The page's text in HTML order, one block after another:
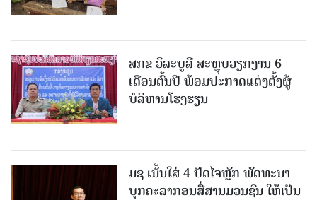
ສກຂ ວິລະບູລີ ສະຫຼຸບວຽກງານ 6
ເດືອນຕົ້ນປີ ພ້ອມປະກາດແຕ່ງຕັ້ງຜູ້
ບໍລິຫານໂຮງຮຽນ
ມຊ ເນັ້ນໃສ່ 4 ປັດໄຈຫຼັກ ພັດທະນາ
ບຸກຄະລາກອນສື່ສານມວນຊົນ ໃຫ້ເປັນ